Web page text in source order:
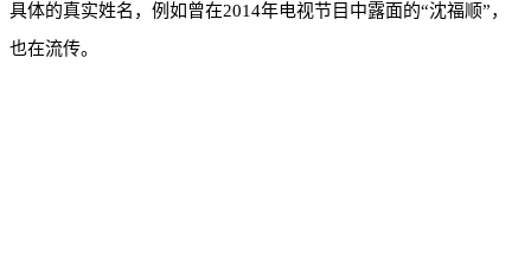
具体的真实姓名，例如曾在2014年电视节目中露面的“沈福顺”，
也在流传。